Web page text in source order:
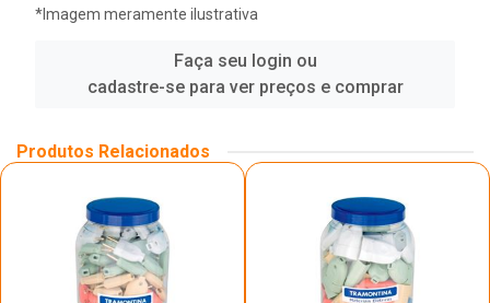
*Imagem meramente ilustrativa
Faça seu login ou
cadastre-se para ver preços e comprar
Produtos Relacionados